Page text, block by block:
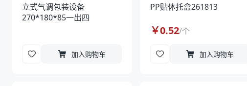
立式气调包装设备
270*180*85一出四
加入购物车
PP贴体托盒261813
￥0.52/个
加入购物车